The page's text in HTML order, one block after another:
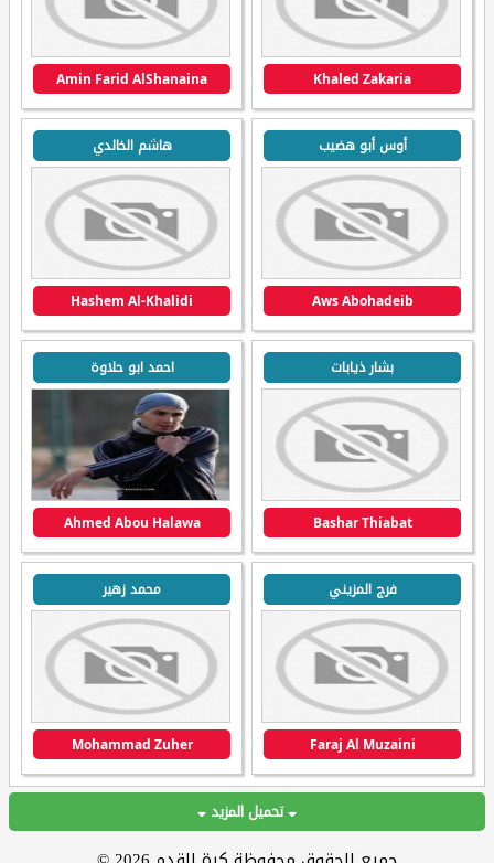
Khaled Zakaria
Amin Farid AlShanaina
أوس أبو هضيب
Aws Abohadeib
هاشم الخالدي
Hashem Al-Khalidi
بشار ذيابات
Bashar Thiabat
احمد ابو حلاوة
Ahmed Abou Halawa
فرج المزيني
Faraj Al Muzaini
محمد زهير
Mohammad Zuher
تحميل المزيد